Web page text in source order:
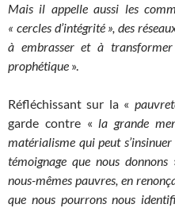
Mais il appelle aussi les
« cercles d’intégrité », des
à embrasser et à
prophétique ».
Réfléchissant sur la «
garde contre « la grande
matérialisme qui peut
témoignage que nous donnons
nous-mêmes pauvres, en
que nous pourrons nous